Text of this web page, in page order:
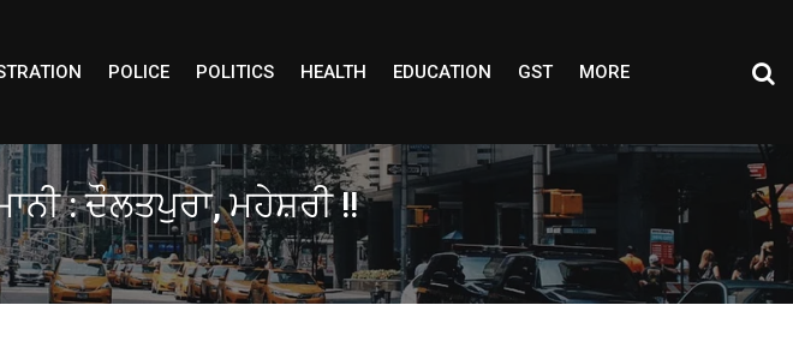
POLICE POLITICS HEALTH EDUCATION GST MORE
: ਦੌਲਤਪੁਰਾ, ਮਹੇਸ਼ਰੀ !!